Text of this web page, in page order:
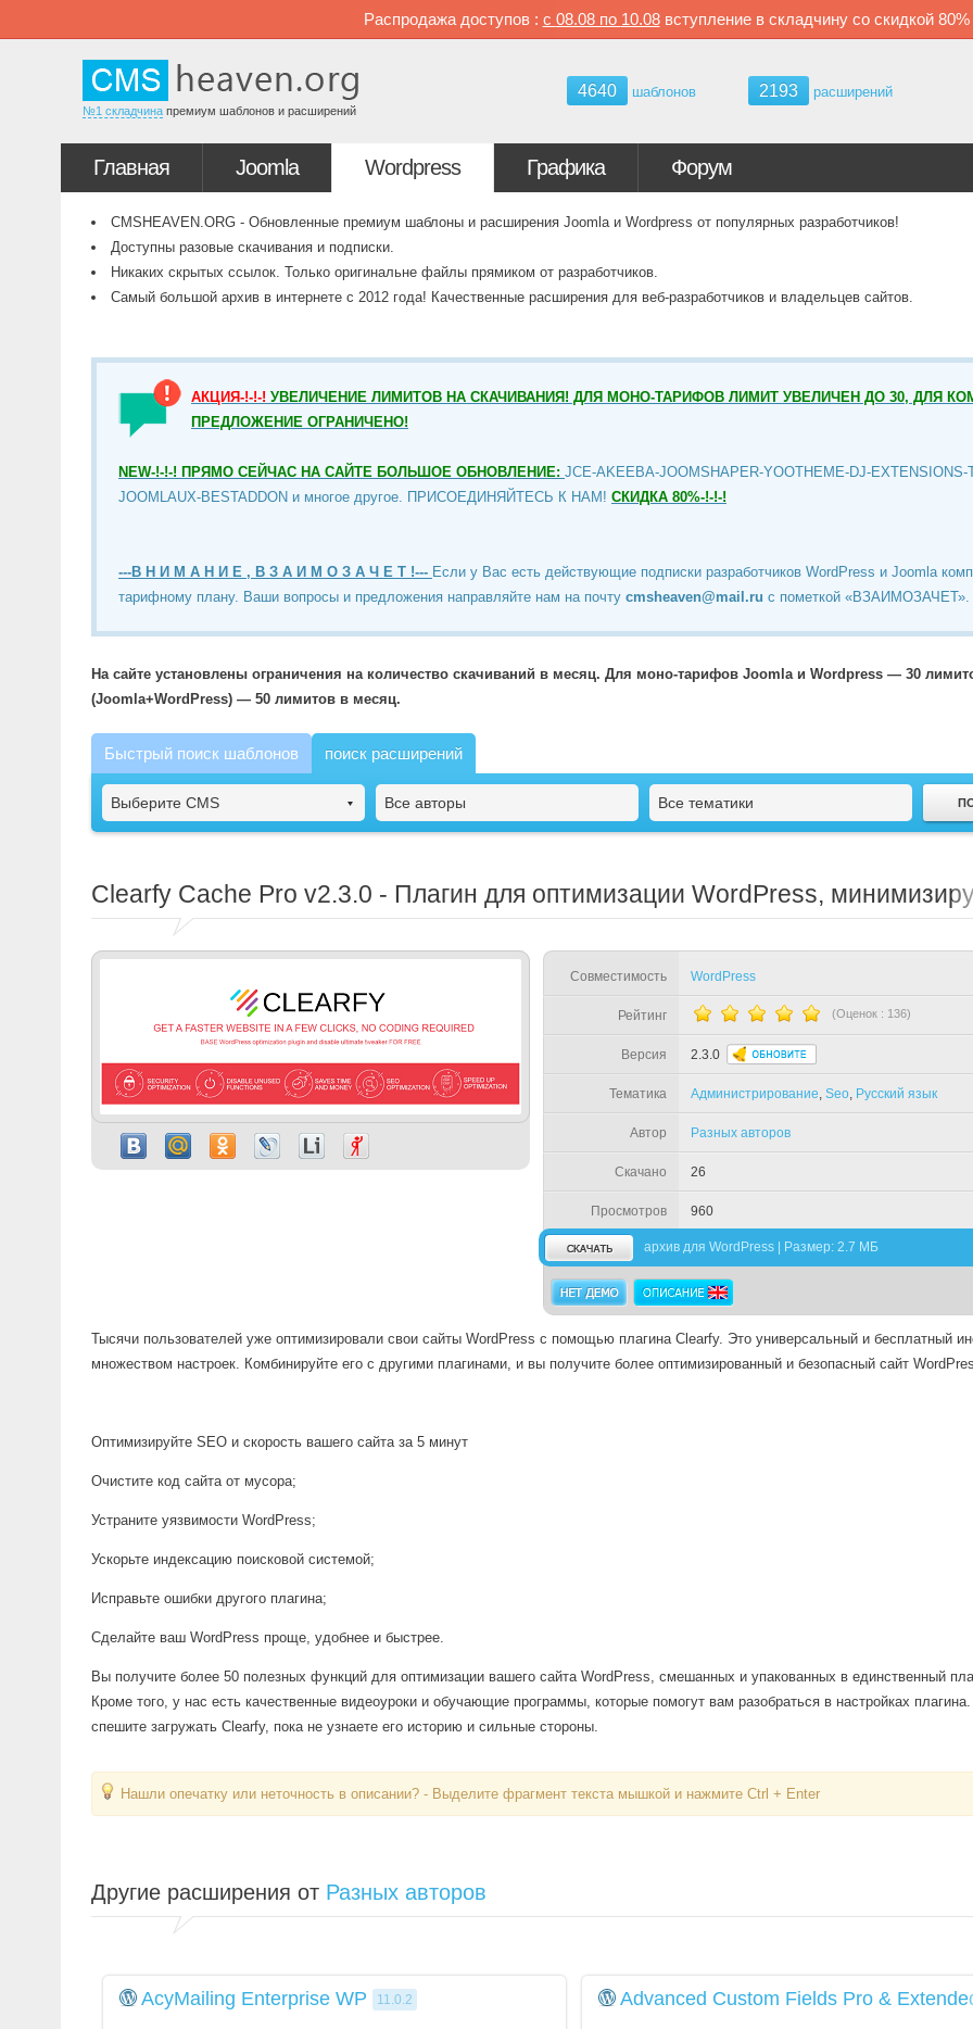
Распродажа доступов : с 08.08 по 10.08вступление в складчину со скидкой 80%
№1 складчина премиум шаблонов и расширений
4640 шаблонов 2193 расширений
Главная Joomla Wordpress Графика Форум
CMSHEAVEN.ORG - Обновленные премиум шаблоны и расширения Joomla и Wordpress от популярных разработчиков!
Доступны разовые скачивания и подписки.
Никаких скрытых ссылок. Только оригинальне файлы прямиком от разработчиков.
Самый большой архив в интернете с 2012 года! Качественные расширения для веб-разработчиков и владельцев сайтов.
АКЦИЯ-!-!-! УВЕЛИЧЕНИЕ ЛИМИТОВ НА СКАЧИВАНИЯ! ДЛЯ МОНО-ТАРИФОВ ЛИМИТ УВЕЛИЧЕН ДО 30, ДЛЯ
ПРЕДЛОЖЕНИЕ ОГРАНИЧЕНО!
NEW-!-!-! ПРЯМО СЕЙЧАС НА САЙТЕ БОЛЬШОЕ ОБНОВЛЕНИЕ: JCE-AKEEBA-JOOMSHAPER-YOOTHEME-DJ-
JOOMLAUX-BESTADDON и многое другое. ПРИСОЕДИНЯЙТЕСЬ К НАМ! СКИДКА 80%-!-!-!
---В Н И М А Н И Е , В З А И М О З А Ч Е Т !--- Если у Вас есть действующие подписки разработчиков WordPress и Joomla
тарифному плану. Ваши вопросы и предложения направляйте нам на почту cmsheaven@mail.ru c пометкой «ВЗАИМОЗАЧЕТ».
На сайте установлены ограничения на количество скачиваний в месяц. Для моно-тарифов Joomla и Wordpress — 30
(Joomla+WordPress) — 50 лимитов в месяц.
Быстрый поиск шаблонов поиск расширений
Выберите CMS Все авторы Все тематики
Clearfy Cache Pro v2.3.0 - Плагин для оптимизации WordPress,
Совместимость WordPress
Рейтинг (Оценок : 136)
Версия 2.3.0
Тематика Администрирование, Seo, Русский язык
Автор Разных авторов
Скачано 26
Просмотров 960
архив для WordPress | Размер: 2.7 МБ
Тысячи пользователей уже оптимизировали свои сайты WordPress с помощью плагина Clearfy. Это универсальный и бесплатный
множеством настроек. Комбинируйте его с другими плагинами, и вы получите более оптимизированный и безопасный сайт
Оптимизируйте SEO и скорость вашего сайта за 5 минут
Очистите код сайта от мусора;
Устраните уязвимости WordPress;
Ускорьте индексацию поисковой системой;
Исправьте ошибки другого плагина;
Сделайте ваш WordPress проще, удобнее и быстрее.
Вы получите более 50 полезных функций для оптимизации вашего сайта WordPress, смешанных и упакованных в единственный
Кроме того, у нас есть качественные видеоуроки и обучающие программы, которые помогут вам разобраться в настройках
спешите загружать Clearfy, пока не узнаете его историю и сильные стороны.
Нашли опечатку или неточность в описании? - Выделите фрагмент текста мышкой и нажмите Ctrl + Enter
Другие расширения от Разных авторов
AcyMailing Enterprise WP 11.0.2 Advanced Custom Fields Pro &
Вход